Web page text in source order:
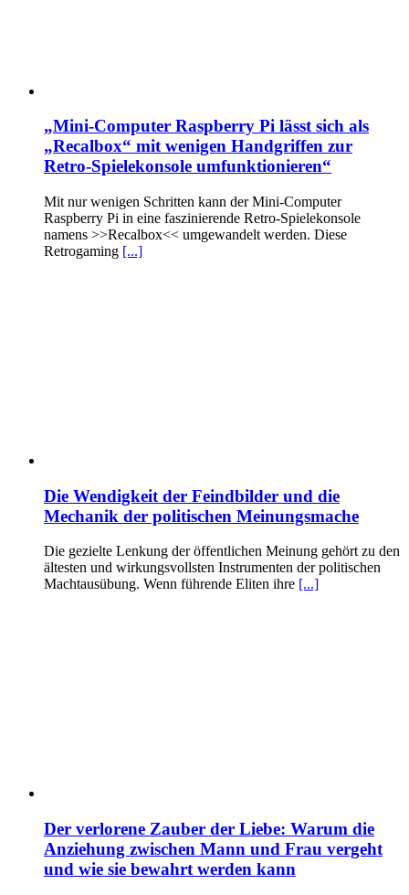
„Mini-Computer Raspberry Pi lässt sich als
„Recalbox“ mit wenigen Handgriffen zur
Retro-Spielekonsole umfunktionieren“
Mit nur wenigen Schritten kann der Mini-Computer
Raspberry Pi in eine faszinierende Retro-Spielekonsole
namens >>Recalbox<< umgewandelt werden. Diese
Retrogaming [...]
Die Wendigkeit der Feindbilder und die
Mechanik der politischen Meinungsmache
Die gezielte Lenkung der öffentlichen Meinung gehört zu den
ältesten und wirkungsvollsten Instrumenten der politischen
Machtausübung. Wenn führende Eliten ihre [...]
Der verlorene Zauber der Liebe: Warum die
Anziehung zwischen Mann und Frau vergeht
und wie sie bewahrt werden kann